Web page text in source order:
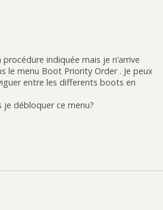
procédure indiquée mais je n’arrive
le menu Boot Priority Order . Je peux
entre les differents boots en
je débloquer ce menu?